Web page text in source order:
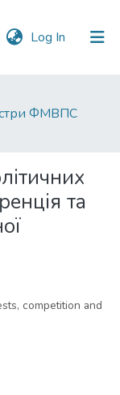
Log In (current)
ФМВПС
та
competition and